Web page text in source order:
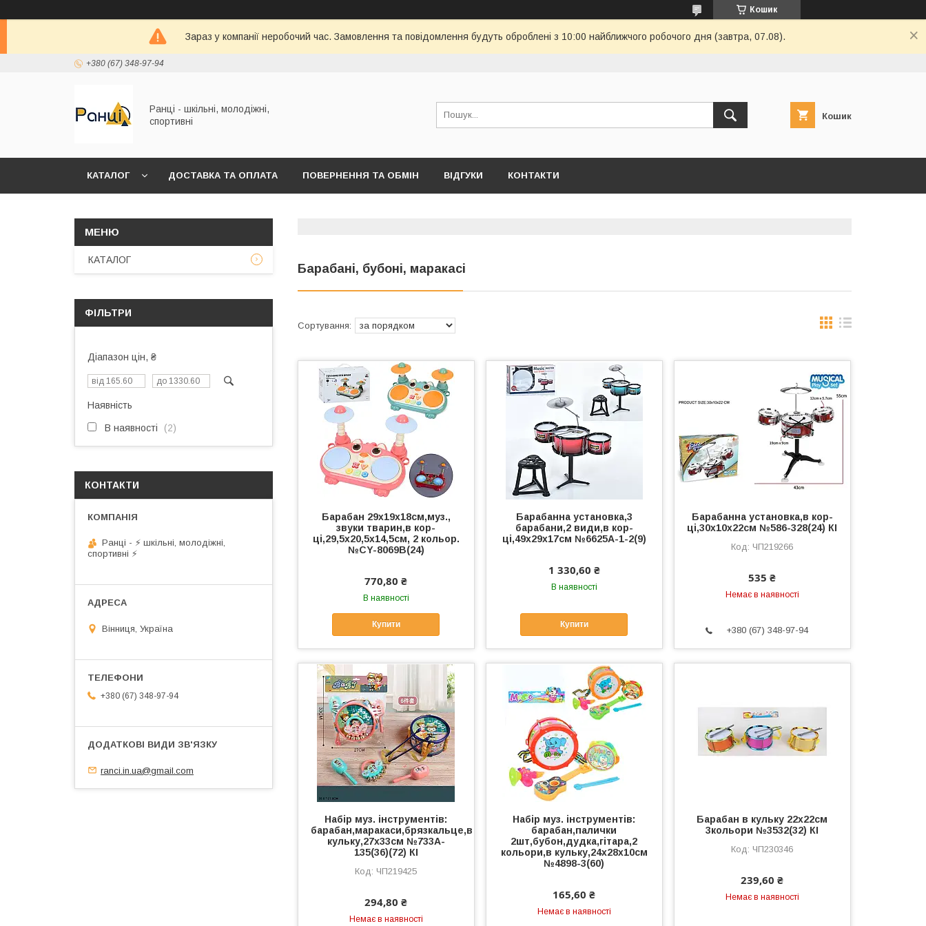
Кошик
Зараз у компанії неробочий час. Замовлення та повідомлення будуть оброблені з 10:00 найближчого робочого дня (завтра, 07.08).
+380 (67) 348-97-94
Ранці - шкільні, молодіжні,
спортивні
Кошик
КАТАЛОГ ДОСТАВКА ТА ОПЛАТА ПОВЕРНЕННЯ ТА ОБМІН ВІДГУКИ КОНТАКТИ
Барабані, бубоні, маракасі
Барабан 29х19х18см,муз.,
звуки тварин,в кор-
ці,29,5х20,5х14,5см, 2 кольор.
№CY-8069B(24)
770,80 ₴
В наявності
Купити
Барабанна установка,3
барабани,2 види,в кор-
ці,49х29х17см №6625A-1-2(9)
1 330,60 ₴
В наявності
Купити
Барабанна установка,в кор-
ці,30х10х22см №586-328(24) КІ
ЧП219266
535 ₴
Немає в наявності
+380 (67) 348-97-94
Набір муз. інструментів:
барабан,маракаси,брязкальце,в
кульку,27х33см №733A-
135(36)(72) КІ
ЧП219425
294,80 ₴
Немає в наявності
Набір муз. інструментів:
барабан,палички
2шт,бубон,дудка,гітара,2
кольори,в кульку,24х28х10см
№4898-3(60)
165,60 ₴
Немає в наявності
Барабан в кульку 22х22см
3кольори №3532(32) КІ
ЧП230346
239,60 ₴
Немає в наявності
КАТАЛОГ
ФІЛЬТРИ
Діапазон цін, ₴
Наявність
В наявності 2
КОНТАКТИ
Ранці - ⚡ шкільні, молодіжні,
спортивні ⚡
Вінниця, Україна
+380 (67) 348-97-94
ranci.in.ua@gmail.com